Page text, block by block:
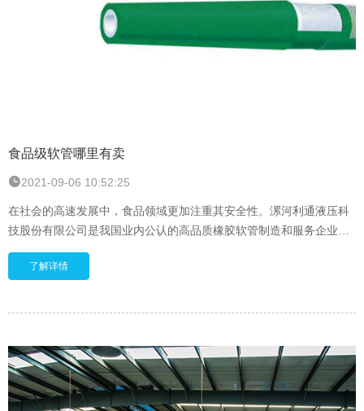
食品级软管哪里有卖
2021-09-06 10:52:25
在社会的高速发展中，食品领域更加注重其安全性。漯河利通液压科
技股份有限公司是我国业内公认的高品质橡胶软管制造和服务企业，
并且已连续九年赢得了中国橡胶工业协会颁发的“中国胶管十强企
业”荣誉称号，专为用户提供高质量产品。
了解详情